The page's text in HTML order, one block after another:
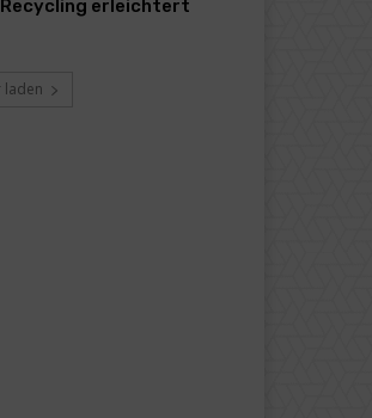
Recycling erleichtert
laden